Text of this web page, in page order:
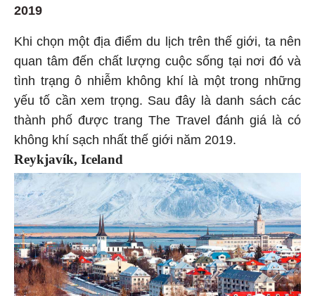
2019
Khi chọn một địa điểm du lịch trên thế giới, ta nên
quan tâm đến chất lượng cuộc sống tại nơi đó và
tình trạng ô nhiễm không khí là một trong những
yếu tố cần xem trọng. Sau đây là danh sách các
thành phố được trang The Travel đánh giá là có
không khí sạch nhất thế giới năm 2019.
Reykjavík, Iceland